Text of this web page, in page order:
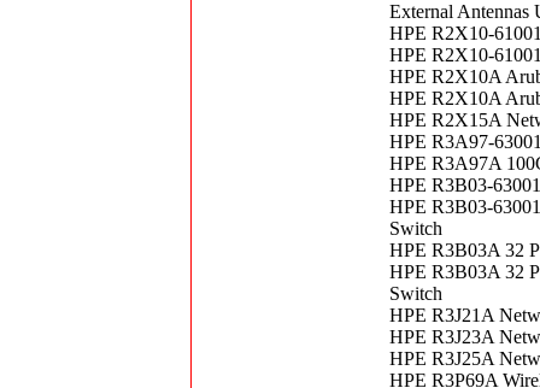
External Antennas
HPE R2X10-
HPE R2X10-
HPE R2X10A
HPE R2X10A
HPE R2X15A
HPE R3A97-
HPE R3A97A
HPE R3B03-
HPE R3B03-
Switch
HPE R3B03A 32
HPE R3B03A 32
Switch
HPE R3J21A
HPE R3J23A
HPE R3J25A
HPE R3P69A